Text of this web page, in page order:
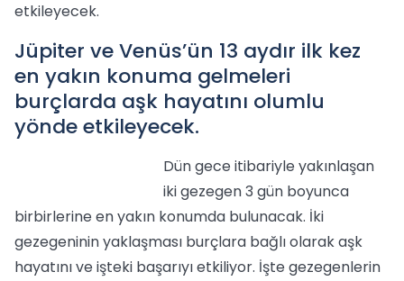
etkileyecek.
Jüpiter ve Venüs’ün 13 aydır ilk kez
en yakın konuma gelmeleri
burçlarda aşk hayatını olumlu
yönde etkileyecek.
Dün gece itibariyle yakınlaşan
iki gezegen 3 gün boyunca
birbirlerine en yakın konumda bulunacak. İki
gezegeninin yaklaşması burçlara bağlı olarak aşk
hayatını ve işteki başarıyı etkiliyor. İşte gezegenlerin